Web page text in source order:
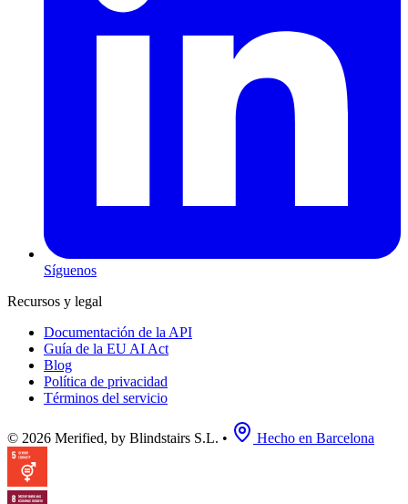
Síguenos
Recursos y legal
Documentación de la API
Guía de la EU AI Act
Blog
Política de privacidad
Términos del servicio
© 2026 Merified, by Blindstairs S.L. • Hecho en Barcelona